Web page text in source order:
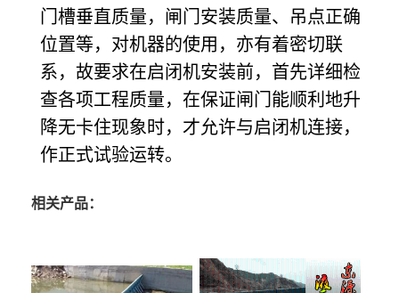
门槽垂直质量，闸门安装质量、吊点正确
位置等，对机器的使用，亦有着密切联
系，故要求在启闭机安装前，首先详细检
查各项工程质量，在保证闸门能顺利地升
降无卡住现象时，才允许与启闭机连接，
作正式试验运转。
相关产品：